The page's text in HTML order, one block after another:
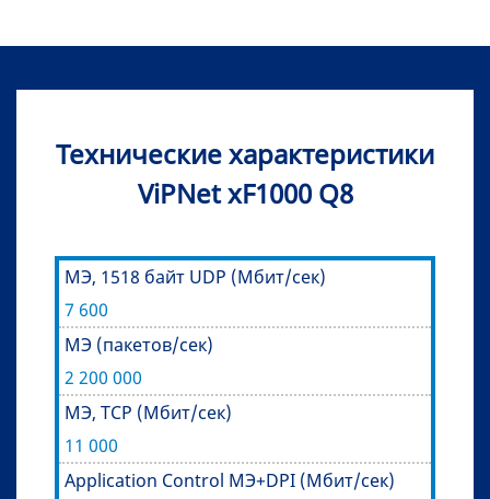
Технические характеристики
ViPNet xF1000 Q8
МЭ, 1518 байт UDP (Мбит/сек)
7 600
МЭ (пакетов/сек)
2 200 000
МЭ, TCP (Мбит/сек)
11 000
Application Control МЭ+DPI (Мбит/сек)